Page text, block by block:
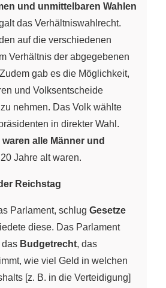
und unmittelbaren Wahlen
das Verhältniswahlrecht.
auf die verschiedenen
Verhältnis der abgegebenen
gab es die Möglichkeit,
und Volksentscheide
nehmen. Das Volk wählte
in direkter Wahl.
alle Männer und
Jahre alt waren.
Reichstag
Parlament, schlug Gesetze
diese. Das Parlament
das Budgetrecht, das
wie viel Geld in welchen
[z. B. in die Verteidigung]